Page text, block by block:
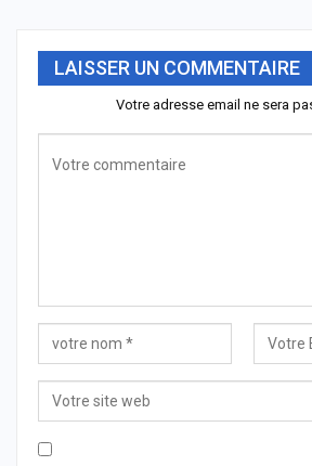
LAISSER UN COMMENTAIRE
Votre adresse email ne sera